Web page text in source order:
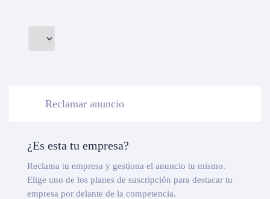
Reclamar anuncio
¿Es esta tu empresa?
Reclama tu empresa y gestiona el anuncio tu mismo.
Elige uno de los planes de suscripción para destacar tu
empresa por delante de la competencia.